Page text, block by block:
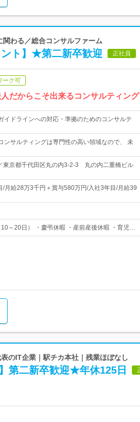
わる／総合コンサルファーム
ント】★第二新卒歓迎 正社員
ーク可
だからこそ出来るコンサルティン
ドラインへの対応・準拠のためのコンサルテ
ンサルティングは専門性の高い領域なので、 未
東京都千代田区丸の内3-2-3 丸の内二重橋ビル
月給28万3千円＋賞与580万円/入社3年目/月給39
～20日） ・慶弔休暇 ・産前産後休暇 ・育児…
のIT企業｜駅チカ本社｜残業ほぼなし
第二新卒歓迎★年休125日